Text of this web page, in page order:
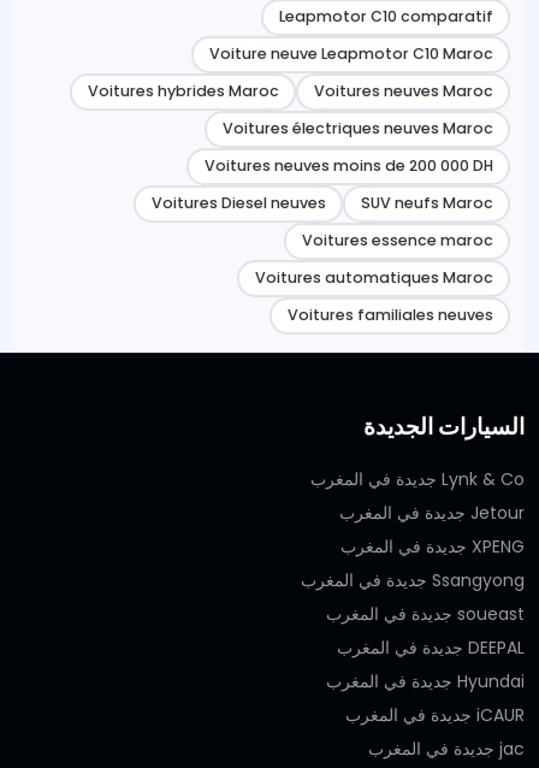
Leapmotor C10 comparatif
Voiture neuve Leapmotor C10 Maroc
Voitures neuves Maroc
Voitures hybrides Maroc
Voitures électriques neuves Maroc
Voitures neuves moins de 200 000 DH
SUV neufs Maroc
Voitures Diesel neuves
Voitures essence maroc
Voitures automatiques Maroc
Voitures familiales neuves
السيارات الجديدة
Lynk & Co جديدة في المغرب
Jetour جديدة في المغرب
XPENG جديدة في المغرب
Ssangyong جديدة في المغرب
soueast جديدة في المغرب
DEEPAL جديدة في المغرب
Hyundai جديدة في المغرب
iCAUR جديدة في المغرب
jac جديدة في المغرب